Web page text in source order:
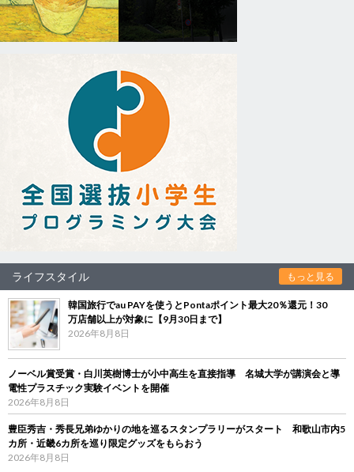
ライフスタイル もっと見る
韓国旅行でau PAYを使うとPontaポイント最大20％還元！30
万店舗以上が対象に【9月30日まで】
2026年8月8日
ノーベル賞受賞・白川英樹博士が小中高生を直接指導 名城大学が講演会と導
電性プラスチック実験イベントを開催
2026年8月8日
豊臣秀吉・秀長兄弟ゆかりの地を巡るスタンプラリーがスタート 和歌山市内5
カ所・近畿6カ所を巡り限定グッズをもらおう
2026年8月8日